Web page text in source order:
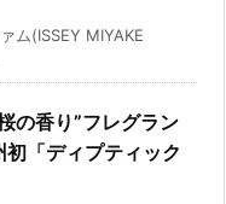
ム(ISSEY MIYAKE
の香り”フレグラン
「ディプティック